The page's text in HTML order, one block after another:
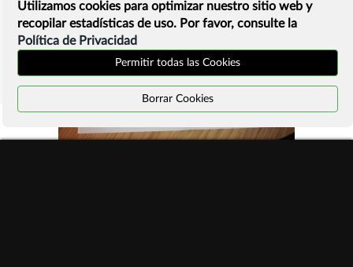
Utilizamos cookies para optimizar nuestro sitio web y
recopilar estadísticas de uso. Por favor, consulte la
Política de Privacidad
Permitir todas las Cookies
Borrar Cookies